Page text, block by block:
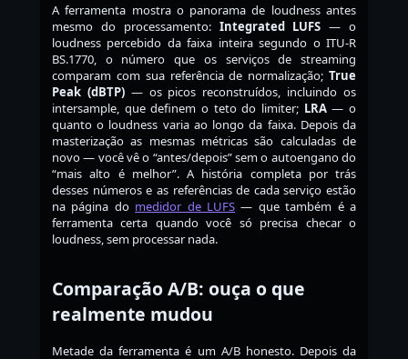
A ferramenta mostra o panorama de loudness antes
mesmo do processamento: Integrated LUFS — o
loudness percebido da faixa inteira segundo o ITU-R
BS.1770, o número que os serviços de streaming
comparam com sua referência de normalização; True
Peak (dBTP)— os picos reconstruídos, incluindo os
intersample, que definem o teto do limiter; LRA— o
quanto o loudness varia ao longo da faixa. Depois da
masterização as mesmas métricas são calculadas de
novo — você vê o “antes/depois” sem o autoengano do
“mais alto é melhor”. A história completa por trás
desses números e as referências de cada serviço estão
na página do medidor de LUFS — que também é a
ferramenta certa quando você só precisa checar o
loudness, sem processar nada.
Comparação A/B: ouça o que
realmente mudou
Metade da ferramenta é um A/B honesto. Depois da